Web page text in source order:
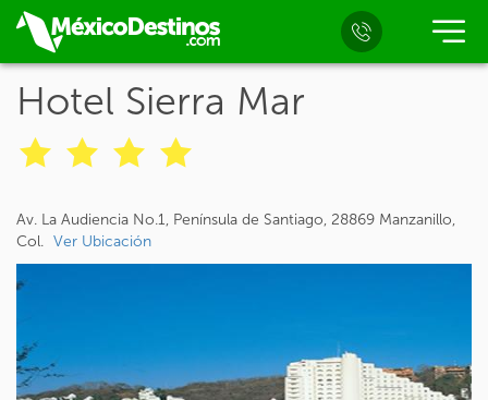
Hotel Sierra Mar
Av. La Audiencia No.1, Península de Santiago, 28869 Manzanillo,
Col. Ver Ubicación